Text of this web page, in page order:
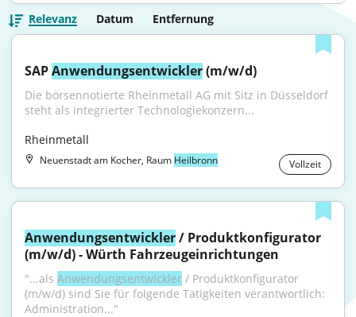
Relevanz Datum Entfernung
SAP Anwendungsentwickler (m/w/d)
Die börsennotierte Rheinmetall AG mit Sitz in Düsseldorf
steht als integrierter Technologiekonzern...
Rheinmetall
Neuenstadt am Kocher, Raum Heilbronn Vollzeit
Anwendungsentwickler / Produktkonfigurator
(m/w/d) - Würth Fahrzeugeinrichtungen
"...als Anwendungsentwickler / Produktkonfigurator
(m/w/d) sind Sie für folgende Tätigkeiten verantwortlich:
Administration..."